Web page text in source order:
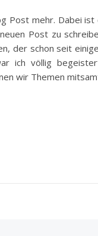
Post mehr. Dabei
Post zu
der schon seit
ich völlig
wir Themen